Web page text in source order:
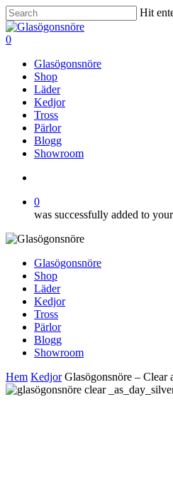
Skip
to
main
Hit
Close
Search
search
0
Glasögonsnöre
Shop
Läder
Kedjor
Tross
Pärlor
Blogg
Showroom
0
was successfully added to
Glasögonsnöre
Shop
Läder
Kedjor
Tross
Pärlor
Blogg
Showroom
Hem Kedjor Glasögonsnöre – Clear